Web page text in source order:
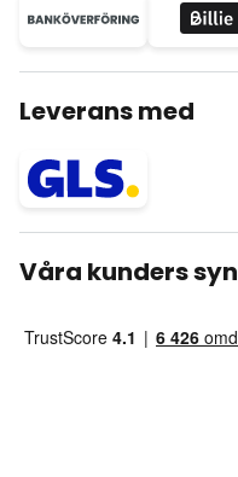
Leverans med
Våra kunders syn